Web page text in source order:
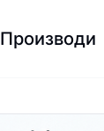
Производи